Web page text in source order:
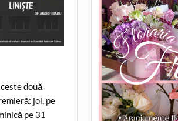
două
joi, pe
pe 31